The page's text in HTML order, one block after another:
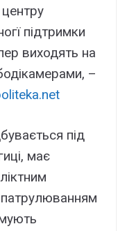
підтримки
виходять на
–
під
має